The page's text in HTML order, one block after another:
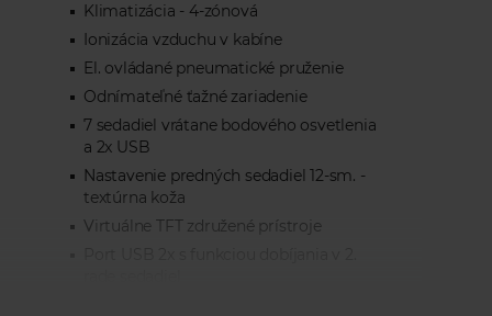
Klimatizácia - 4-zónová
Ionizácia vzduchu v kabíne
El. ovládané pneumatické pruženie
Odnímateľné ťažné zariadenie
7 sedadiel vrátane bodového osvetlenia
a 2x USB
Nastavenie predných sedadiel 12-sm. -
textúrna koža
Virtuálne TFT združené prístroje